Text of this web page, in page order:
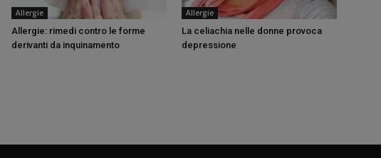
Allergie
Allergie: rimedi contro le forme
derivanti da inquinamento
Allergie
La celiachia nelle donne provoca
depressione